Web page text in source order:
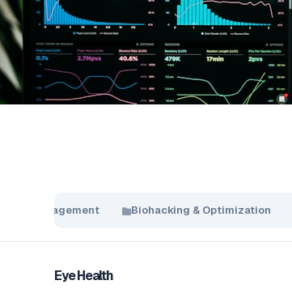
Management Biohacking & Optimization
Eye Health